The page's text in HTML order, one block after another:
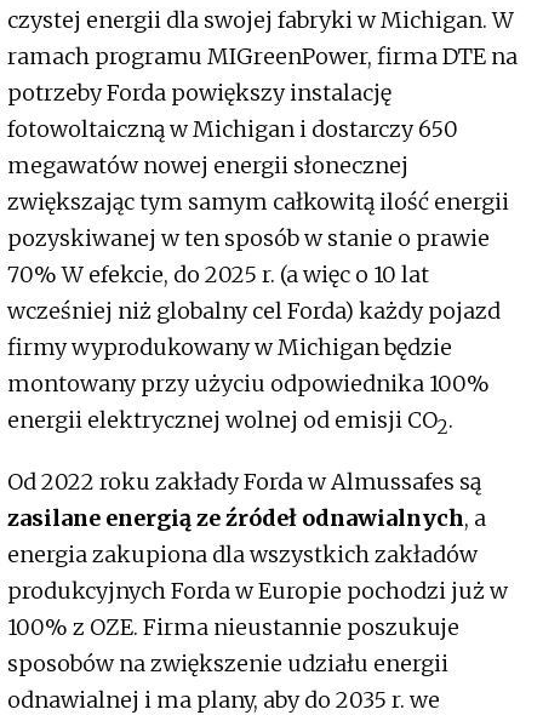
czystej energii dla swojej fabryki w Michigan. W
ramach programu MIGreenPower, firma DTE na
potrzeby Forda powiększy instalację
fotowoltaiczną w Michigan i dostarczy 650
megawatów nowej energii słonecznej
zwiększając tym samym całkowitą ilość energii
pozyskiwanej w ten sposób w stanie o prawie
70% W efekcie, do 2025 r. (a więc o 10 lat
wcześniej niż globalny cel Forda) każdy pojazd
firmy wyprodukowany w Michigan będzie
montowany przy użyciu odpowiednika 100%
energii elektrycznej wolnej od emisji CO2.
Od 2022 roku zakłady Forda w Almussafes są
zasilane energią ze źródeł odnawialnych, a
energia zakupiona dla wszystkich zakładów
produkcyjnych Forda w Europie pochodzi już w
100% z OZE. Firma nieustannie poszukuje
sposobów na zwiększenie udziału energii
odnawialnej i ma plany, aby do 2035 r. we